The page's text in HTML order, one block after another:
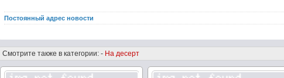
Постоянный адрес новости
Смотрите также в категории: - На десерт